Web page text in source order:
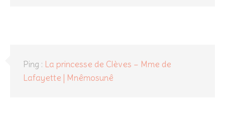
Ping : La princesse de Clèves – Mme de
Lafayette | Mnêmosunê